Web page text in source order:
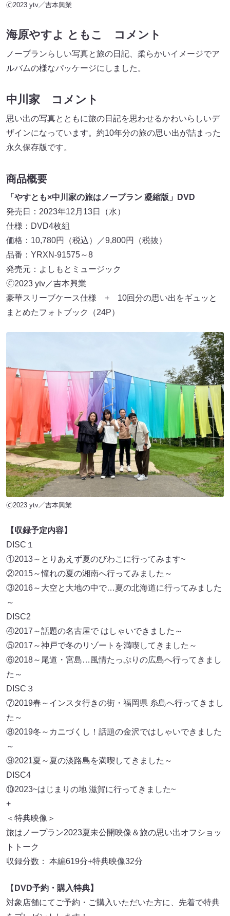
🄫2023 ytv／吉本興業
海原やすよ ともこ コメント
ノープランらしい写真と旅の日記、柔らかいイメージでア
ルバムの様なパッケージにしました。
中川家 コメント
思い出の写真とともに旅の日記を思わせるかわいらしいデ
ザインになっています。約10年分の旅の思い出が詰まった
永久保存版です。
商品概要
「やすとも×中川家の旅はノープラン 凝縮版」DVD
発売日：2023年12月13日（水）
仕様：DVD4枚組
価格：10,780円（税込）／9,800円（税抜）
品番：YRXN-91575～8
発売元：よしもとミュージック
🄫2023 ytv／吉本興業
豪華スリーブケース仕様 + 10回分の思い出をギュッと
まとめたフォトブック（24P）
🄫2023 ytv／吉本興業
【収録予定内容】
DISC１
①2013～とりあえず夏のびわこに行ってみます~
②2015～憧れの夏の湘南へ行ってみました～
③2016～大空と大地の中で…夏の北海道に行ってみました
～
DISC2
④2017～話題の名古屋で はしゃいできました～
⑤2017～神戸で冬のリゾートを満喫してきました～
⑥2018～尾道・宮島…風情たっぷりの広島へ行ってきまし
た～
DISC３
⑦2019春～インスタ行きの街・福岡県 糸島へ行ってきまし
た～
⑧2019冬～カニづくし！話題の金沢ではしゃいできました
～
⑨2021夏～夏の淡路島を満喫してきました～
DISC4
⑩2023~はじまりの地 滋賀に行ってきました~
+
＜特典映像＞
旅はノープラン2023夏未公開映像＆旅の思い出オフショッ
トトーク
収録分数： 本編619分+特典映像32分
【 DVD予約・購入特典】
対象店舗にてご予約・ご購入いただいた方に、先着で特典